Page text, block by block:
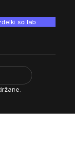
so laboratorijsko